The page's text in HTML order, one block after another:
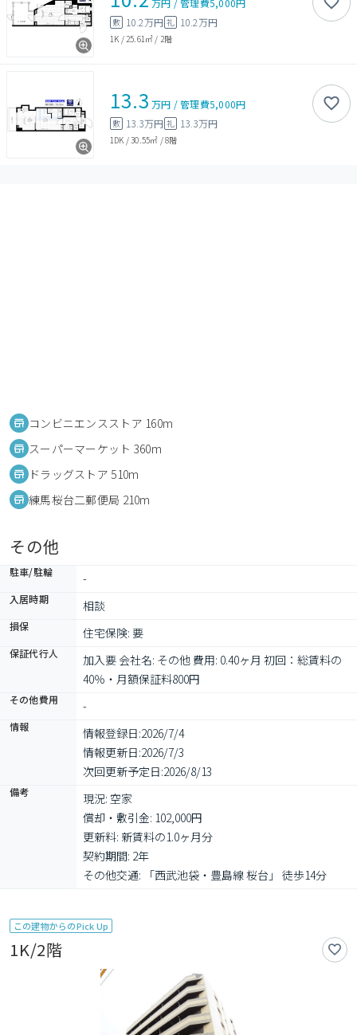
敷 10.2万円 礼 10.2万円
1K / 25.61㎡ / 2階
13.3 万円 /管理費5,000円
敷 13.3万円 礼 13.3万円
1DK /30.55㎡ /8階
コンビニエンスストア 160m
スーパーマーケット 360m
ドラッグストア 510m
練馬桜台二郵便局 210m
その他
駐車/駐輪 -
入居時期 相談
損保 住宅保険: 要
保証代行人
加入要 会社名: その他 費用: 0.40ヶ月 初回：総賃料の
40％・月額保証料800円
その他費用 -
情報 情報登録日:2026/7/4
情報更新日:2026/7/3
次回更新予定日:2026/8/13
備考
現況: 空家
償却・敷引金: 102,000円
更新料: 新賃料の1.0ヶ月分
契約期間: 2年
その他交通: 「西武池袋・豊島線 桜台」 徒歩14分
この建物からのPick Up
1K/2階